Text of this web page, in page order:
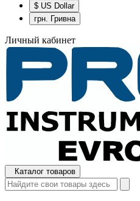
$ US Dollar
грн. Гривна
Личный кабинет
Каталог товаров